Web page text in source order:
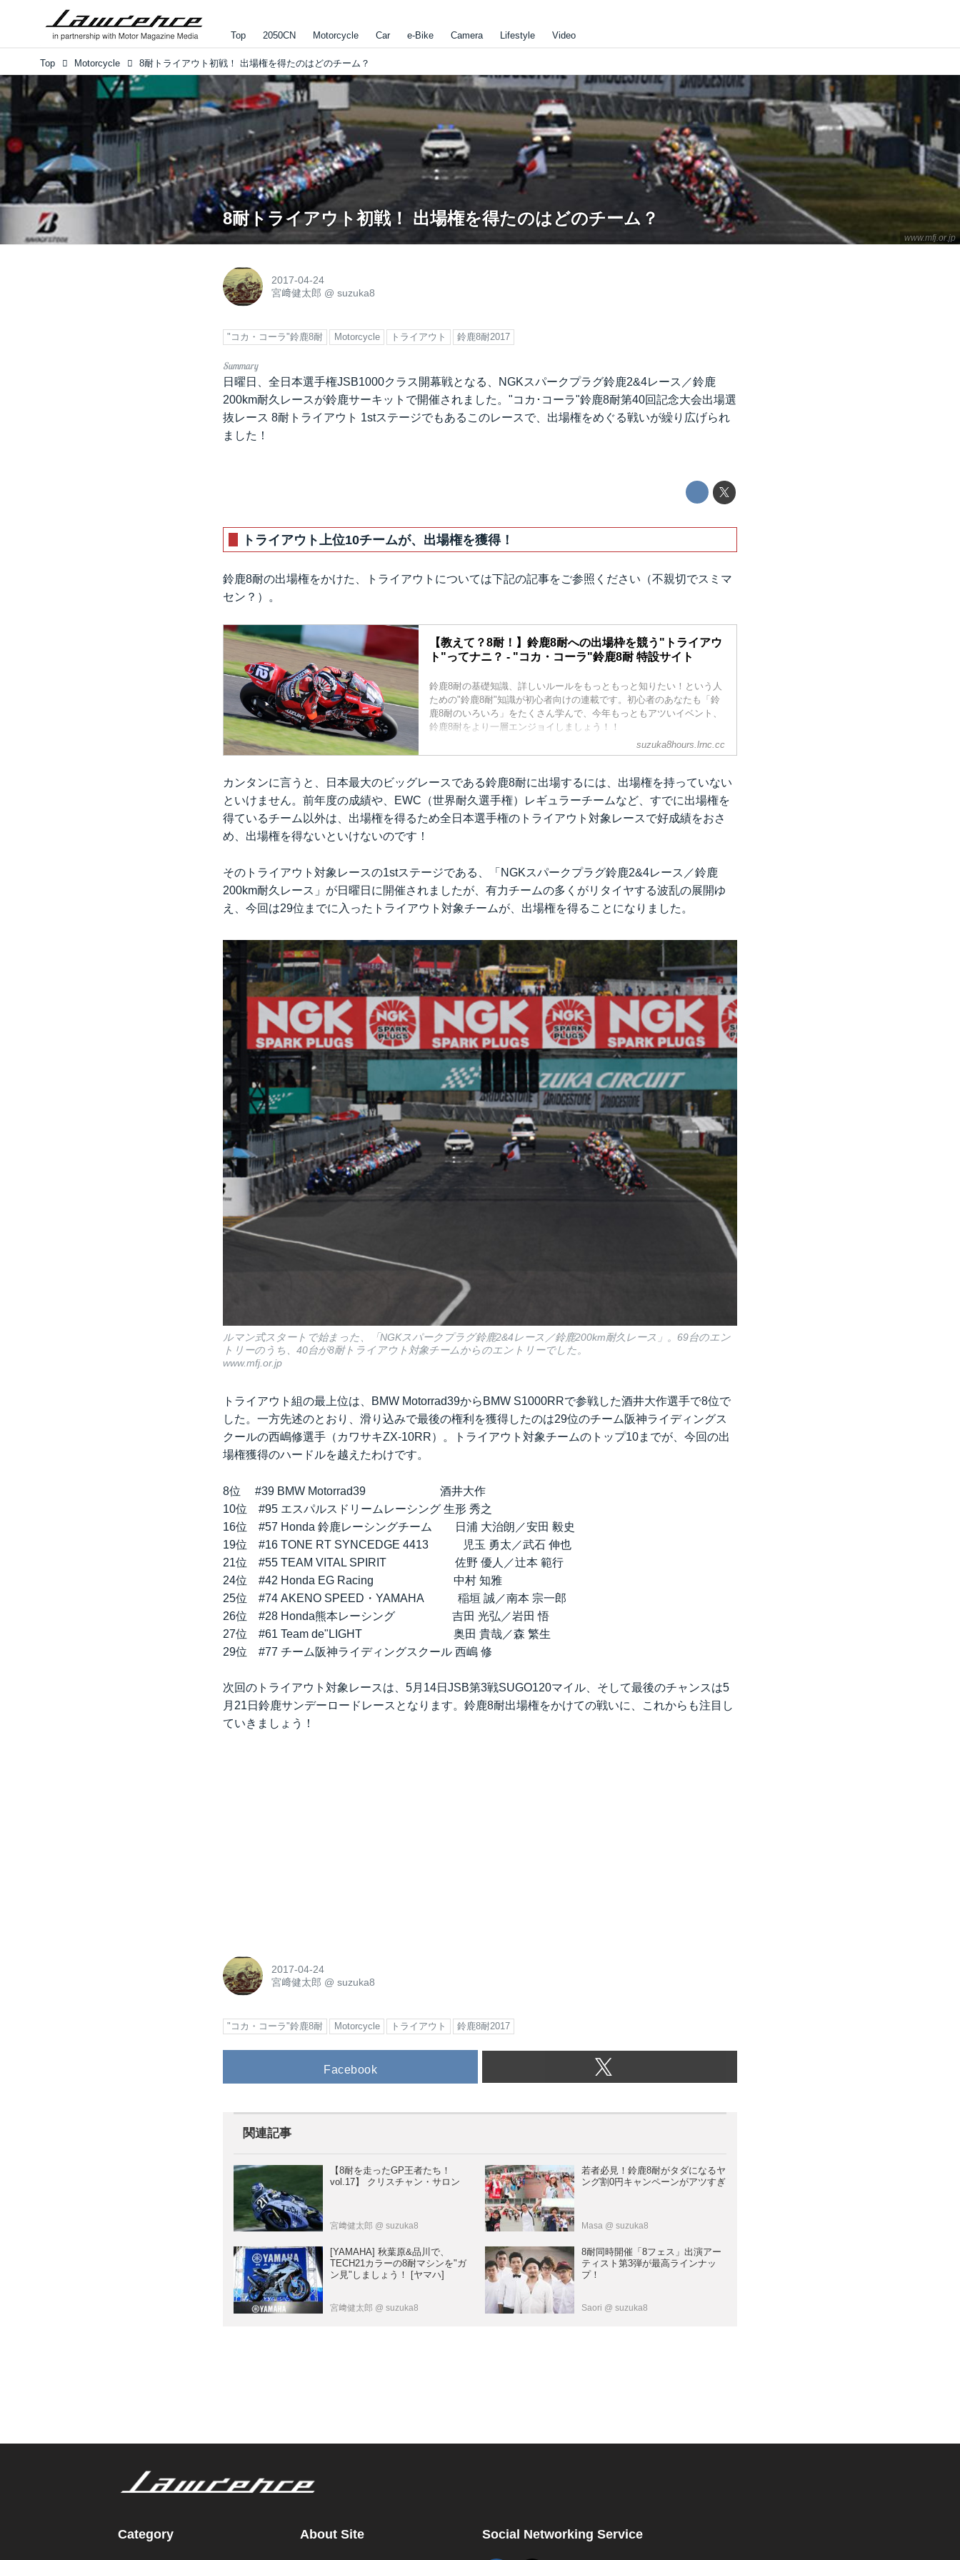
Top 2050CN Motorcycle Car e-Bike Camera Lifestyle Video
Top Motorcycle 8耐トライアウト初戦！ 出場権を得たのはどのチーム？
www.mfj.or.jp
8耐トライアウト初戦！ 出場権を得たのはどのチーム？
2017-04-24
宮﨑健太郎 @suzuka8
"コカ・コーラ"鈴鹿8耐 Motorcycle トライアウト 鈴鹿8耐2017
日曜日、全日本選手権JSB1000クラス開幕戦となる、NGKスパークプラグ鈴鹿2&4レース／鈴鹿
200km耐久レースが鈴鹿サーキットで開催されました。"コカ･コーラ"鈴鹿8耐第40回記念大会出場選
抜レース 8耐トライアウト 1stステージでもあるこのレースで、出場権をめぐる戦いが繰り広げられ
ました！
トライアウト上位10チームが、出場権を獲得！
鈴鹿8耐の出場権をかけた、トライアウトについては下記の記事をご参照ください（不親切でスミマ
セン？）。
【教えて？8耐！】鈴鹿8耐への出場枠を競う"トライアウ
ト"ってナニ？ - "コカ・コーラ"鈴鹿8耐 特設サイト
鈴鹿8耐の基礎知識、詳しいルールをもっともっと知りたい！という人
ための"鈴鹿8耐"知識が初心者向けの連載です。初心者のあなたも「鈴
鹿8耐のいろいろ」をたくさん学んで、今年もっともアツいイベント、
鈴鹿8耐をより一層エンジョイしましょう！！
suzuka8hours.lrnc.cc
カンタンに言うと、日本最大のビッグレースである鈴鹿8耐に出場するには、出場権を持っていない
といけません。前年度の成績や、EWC（世界耐久選手権）レギュラーチームなど、すでに出場権を
得ているチーム以外は、出場権を得るため全日本選手権のトライアウト対象レースで好成績をおさ
め、出場権を得ないといけないのです！
そのトライアウト対象レースの1stステージである、「NGKスパークプラグ鈴鹿2&4レース／鈴鹿
200km耐久レース」が日曜日に開催されましたが、有力チームの多くがリタイヤする波乱の展開ゆ
え、今回は29位までに入ったトライアウト対象チームが、出場権を得ることになりました。
ルマン式スタートで始まった、「NGKスパークプラグ鈴鹿2&4レース／鈴鹿200km耐久レース」。69台のエン
トリーのうち、40台が8耐トライアウト対象チームからのエントリーでした。
www.mfj.or.jp
トライアウト組の最上位は、BMW Motorrad39からBMW S1000RRで参戦した酒井大作選手で8位で
した。一方先述のとおり、滑り込みで最後の権利を獲得したのは29位のチーム阪神ライディングス
クールの西嶋修選手（カワサキZX-10RR）。トライアウト対象チームのトップ10までが、今回の出
場権獲得のハードルを越えたわけです。
8位 #39 BMW Motorrad39 酒井大作
10位 #95 エスパルスドリームレーシング 生形 秀之
16位 #57 Honda 鈴鹿レーシングチーム 日浦 大治朗／安田 毅史
19位 #16 TONE RT SYNCEDGE 4413 児玉 勇太／武石 伸也
21位 #55 TEAM VITAL SPIRIT 佐野 優人／辻本 範行
24位 #42 Honda EG Racing 中村 知雅
25位 #74 AKENO SPEED・YAMAHA 稲垣 誠／南本 宗一郎
26位 #28 Honda熊本レーシング 吉田 光弘／岩田 悟
27位 #61 Team de"LIGHT 奥田 貴哉／森 繁生
29位 #77 チーム阪神ライディングスクール 西嶋 修
次回のトライアウト対象レースは、5月14日JSB第3戦SUGO120マイル、そして最後のチャンスは5
月21日鈴鹿サンデーロードレースとなります。鈴鹿8耐出場権をかけての戦いに、これからも注目し
ていきましょう！
2017-04-24
宮﨑健太郎 @suzuka8
"コカ・コーラ"鈴鹿8耐 Motorcycle トライアウト 鈴鹿8耐2017
Facebook
関連記事
【8耐を走ったGP王者たち！
vol.17】 クリスチャン・サロン
宮﨑健太郎 @ suzuka8
若者必見！鈴鹿8耐がタダになるヤ
ング割0円キャンペーンがアツすぎ
Masa @ suzuka8
[YAMAHA] 秋葉原&品川で、
TECH21カラーの8耐マシンを"ガ
ン見"しましょう！ [ヤマハ]
宮﨑健太郎 @ suzuka8
8耐同時開催「8フェス」出演アー
ティスト第3弾が最高ラインナッ
プ！
Saori @ suzuka8
Category About Site Social Networking Service